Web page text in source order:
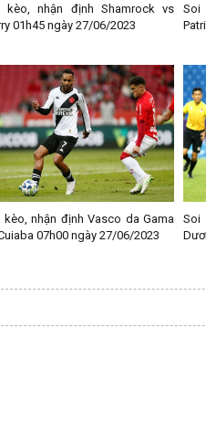
kèo, nhận định Shamrock vs
01h45 ngày 27/06/2023
Soi
kèo, nhận định Vasco da Gama
07h00 ngày 27/06/2023
Soi